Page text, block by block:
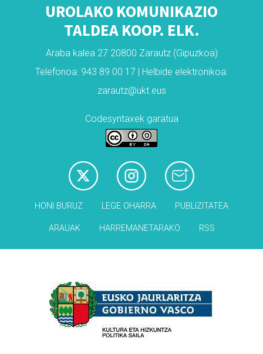
UROLAKO KOMUNIKAZIO
TALDEA KOOP. ELK.
Araba kalea 27 20800 Zarautz (Gipuzkoa)
Telefonoa: 943 89 00 17 | Helbide elektronikoa:
zarautz@ukt.eus
Codesyntaxek garatua
HONI BURUZ LEGE OHARRA PUBLIZITATEA
ARAUAK HARREMANETARAKO RSS